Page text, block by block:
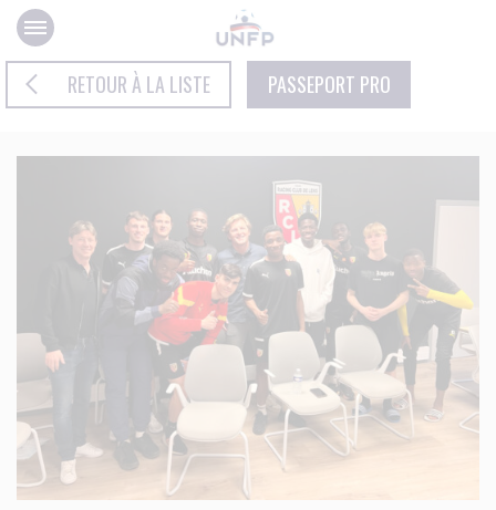
Panneau de gestion des cookies
RETOUR À LA LISTE PASSEPORT PRO